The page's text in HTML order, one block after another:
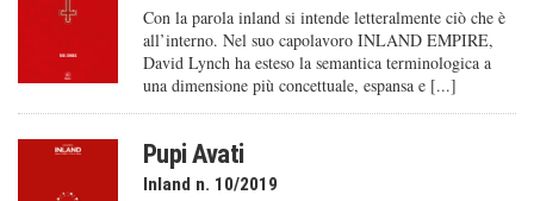
Con la parola inland si intende letteralmente ciò che è
all’interno. Nel suo capolavoro INLAND EMPIRE,
David Lynch ha esteso la semantica terminologica a
una dimensione più concettuale, espansa e [...]
Pupi Avati
Inland n. 10/2019